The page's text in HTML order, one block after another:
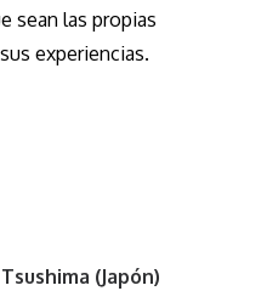
sean las propias
experiencias.
(Japón)